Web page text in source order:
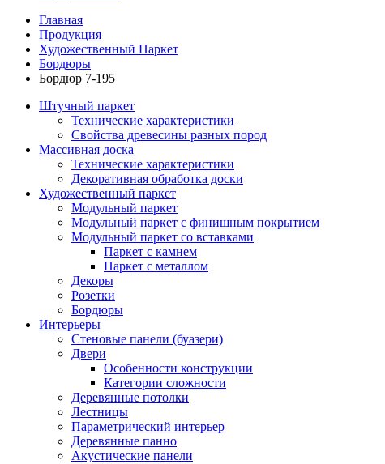
Главная
Продукция
Художественный Паркет
Бордюры
Бордюр 7-195
Штучный паркет
Технические характеристики
Свойства древесины разных пород
Массивная доска
Технические характеристики
Декоративная обработка доски
Художественный паркет
Модульный паркет
Модульный паркет с финишным покрытием
Модульный паркет со вставками
Паркет с камнем
Паркет с металлом
Декоры
Розетки
Бордюры
Интерьеры
Стеновые панели (буазери)
Двери
Особенности конструкции
Категории сложности
Деревянные потолки
Лестницы
Параметрический интерьер
Деревянные панно
Акустические панели